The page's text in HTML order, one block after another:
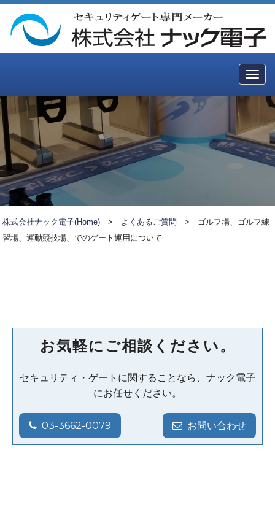
株式会社ナック電子(Home) > よくあるご質問 >
ゴルフ場、ゴルフ練
習場、運動競技場、でのゲート運用について
お気軽にご相談ください。
セキュリティ・ゲートに関することなら、ナック電子
にお任せください。
03-3662-0079 お問い合わせ